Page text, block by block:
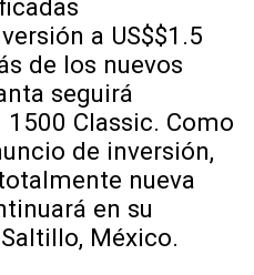
a US$$1.5
de los nuevos
seguirá
Classic. Como
de inversión,
nueva
en su
México.